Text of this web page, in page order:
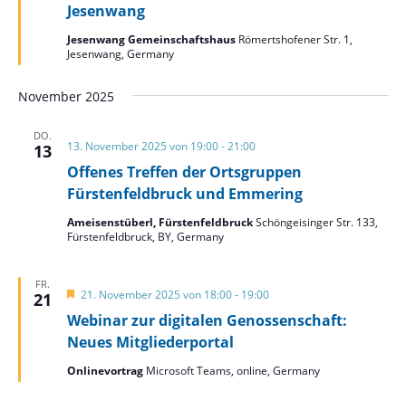
Jesenwang
Jesenwang Gemeinschaftshaus Römertshofener Str. 1,
Jesenwang, Germany
November 2025
DO.
13
Offenes Treffen der Ortsgruppen
Fürstenfeldbruck und Emmering
13. November 2025 von 19:00-21:00
Ameisenstüberl, FürstenfeldbruckSchöngeisinger Str. 133,
Fürstenfeldbruck, BY, Germany
FR.
21
Webinar zur digitalen Genossenschaft:
Neues Mitgliederportal
Hervorgehoben
21. November 2025 von 18:00- 19:00
Onlinevortrag Microsoft Teams, online, Germany